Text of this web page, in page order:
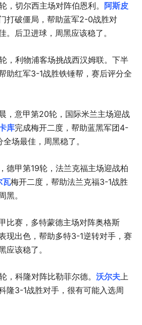
，切尔西主场对阵伯恩利。 阿斯皮
打破僵局，帮助蓝军2-0战胜对
。后卫进球，周黑应该稳了。
，利物浦客场挑战西汉姆联。下半
助红军3-1战胜铁锤帮，赛后评分全
，意甲第20轮，国际米兰主场迎战
库完成梅开二度，帮助蓝黑军团4-
场最佳，周黑稳了。
德甲第19轮，法兰克福主场迎战柏
瓦梅开二度，帮助法兰克福3-1战胜
黑。
比赛，多特蒙德主场对阵奥格斯
现出色，帮助多特3-1逆转对手，赛
应该稳了。
，科隆对阵比勒菲尔德。 沃尔夫上
隆3-1战胜对手，很有可能入选周